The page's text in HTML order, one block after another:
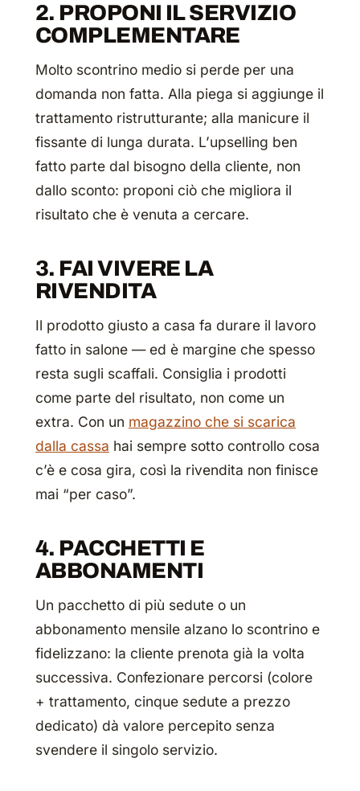
2. PROPONI IL SERVIZIO
COMPLEMENTARE
Molto scontrino medio si perde per una
domanda non fatta. Alla piega si aggiunge il
trattamento ristrutturante; alla manicure il
fissante di lunga durata. L’upselling ben
fatto parte dal bisogno della cliente, non
dallo sconto: proponi ciò che migliora il
risultato che è venuta a cercare.
3. FAI VIVERE LA
RIVENDITA
Il prodotto giusto a casa fa durare il lavoro
fatto in salone — ed è margine che spesso
resta sugli scaffali. Consiglia i prodotti
come parte del risultato, non come un
extra. Con un magazzino che si scarica
dalla cassa hai sempre sotto controllo cosa
c’è e cosa gira, così la rivendita non finisce
mai “per caso”.
4. PACCHETTI E
ABBONAMENTI
Un pacchetto di più sedute o un
abbonamento mensile alzano lo scontrino e
fidelizzano: la cliente prenota già la volta
successiva. Confezionare percorsi (colore
+ trattamento, cinque sedute a prezzo
dedicato) dà valore percepito senza
svendere il singolo servizio.